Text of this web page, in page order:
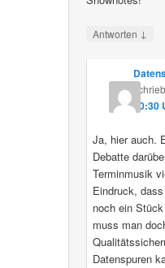
Antworten ↓
schrieb
10:30
Ja, hier auch.
Debatte
Terminmusik
Eindruck,
noch ein
muss man
Datenspuren